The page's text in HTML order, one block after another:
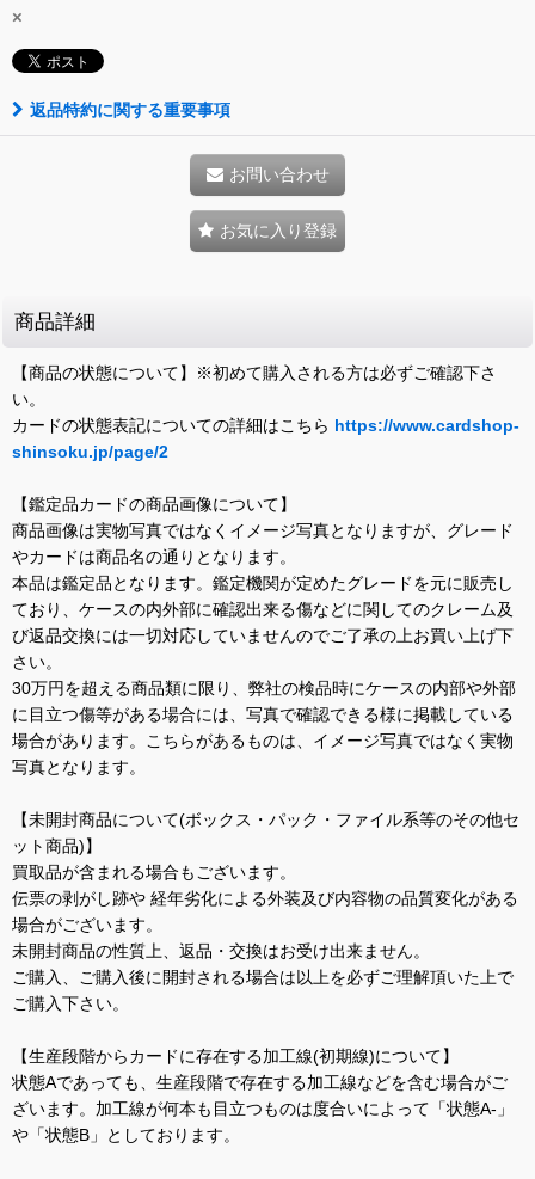
×
返品特約に関する重要事項
お問い合わせ
お気に入り登録
商品詳細
【商品の状態について】※初めて購入される方は必ずご確認下さ
い。
カードの状態表記についての詳細はこちら https://www.cardshop-
shinsoku.jp/page/2
【鑑定品カードの商品画像について】
商品画像は実物写真ではなくイメージ写真となりますが、グレード
やカードは商品名の通りとなります。
本品は鑑定品となります。鑑定機関が定めたグレードを元に販売し
ており、ケースの内外部に確認出来る傷などに関してのクレーム及
び返品交換には一切対応していませんのでご了承の上お買い上げ下
さい。
30万円を超える商品類に限り、弊社の検品時にケースの内部や外部
に目立つ傷等がある場合には、写真で確認できる様に掲載している
場合があります。こちらがあるものは、イメージ写真ではなく実物
写真となります。
【未開封商品について(ボックス・パック・ファイル系等のその他セ
ット商品)】
買取品が含まれる場合もございます。
伝票の剥がし跡や 経年劣化による外装及び内容物の品質変化がある
場合がございます。
未開封商品の性質上、返品・交換はお受け出来ません。
ご購入、ご購入後に開封される場合は以上を必ずご理解頂いた上で
ご購入下さい。
【生産段階からカードに存在する加工線(初期線)について】
状態Aであっても、生産段階で存在する加工線などを含む場合がご
ざいます。加工線が何本も目立つものは度合いによって「状態A-」
や「状態B」としております。